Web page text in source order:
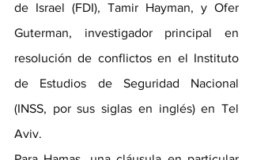
de Israel (FDI), Tamir Hayman, y Ofer
Guterman, investigador principal en
resolución de conflictos en el Instituto
de Estudios de Seguridad Nacional
(INSS, por sus siglas en inglés) en Tel
Aviv.